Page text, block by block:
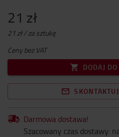
21 zł
21 zł / za sztukę
Ceny bez VAT
DODAJ
Darmowa dostawa!
Szacowany czas dostawy: